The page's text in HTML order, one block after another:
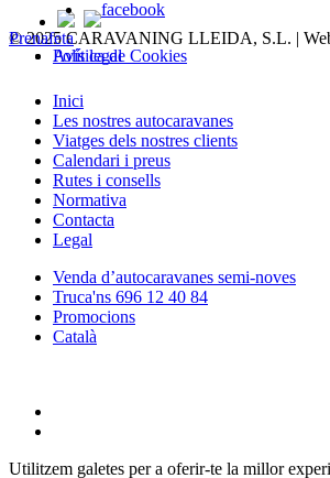
© 2025 CARAVANING LLEIDA, S.L. |
Romeu Prenafeta
Política de Cookies
Avís legal
Close
Menu
Inici
Les nostres autocaravanes
Viatges dels nostres clients
Calendari i preus
Rutes i consells
Normativa
Contacta
Legal
Venda d’autocaravanes semi-noves
Truca'ns 696 12 40 84
Promocions
Català
Utilitzem galetes per a oferir-te la millor